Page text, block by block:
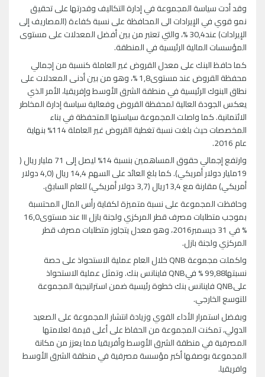
وقد أدت سياسة المجموعة في إدارة التكاليف وقدرتها على تحقيق
نمو قوي في الإيرادات الى المحافظة على نسبة كفاءة (المصاريف إلى
الإيرادات) عند30,4 %، والتي تعتبر من بين أفضل المعدلات على مستوى
المؤسسات المالية الرئيسية في المنطقة.
كما حافظ البنك على معدل القروض غير العاملة كنسبة من إجمالي
محفظة القروض عند مستوى1,8 %، وهو من بين أدنى المعدلات على
نطاق البنوك الرئيسية في منطقة الشرق الأوسط وإفريقيا، الأمر الذي
يعكس الجودة العالية لمحفظة القروض وفعالية سياسة إدارة المخاطر
الائتمانية. كما واصلت المجموعة سياستها المتحفظة في بناء
المخصصات حيث بلغت نسبة تغطية القروض غير العاملة 114% بنهاية
عام 2016.
وارتفع إجمالي حقوق المساهمين بنسبة 14% ليصل إلى 71 مليار ريال (
19مليار دولار أمريكي). كما بلغ العائد على السهم 14,4 ريال (4,0 دولار
أمريكي) مقارنة مع 13,4ريال (3,7 دولار أمريكي) للعام السابق.
وحافظت المجموعة على نسبة متميزة لكفاية رأس المال المحتسبة
بموجب متطلبات مصرف قطر المركزي ولجنة بازل III عند مستوى16,0
% في 31 ديسمبر2016، وهو معدل يتجاوز متطلبات مصرف قطر
المركزي ولجنة بازل.
واكملت مجموعة QNB خلال العام عملية الاستحواذ على حصة
نسبتها99,88 % فيQNB فاينانس بنك. وتمثل عملية الاستحواذ
علىQNB فاينانس بنك خطوة رئيسية ضمن استراتيجية المجموعة
للتوسع الخارجي.
وبفضل استمرار الأداء القوي وزيادة انتشار المجموعة على الصعيد
الدولي، تمكنت المجموعة من الحفاظ على أعلى قيمة لعلامتها
المصرفية في منطقة الشرق الأوسط وأفريقيا مما يعزز من مكانة
المجموعة بوصفها أكبر مؤسسة مصرفية في منطقة الشرق الأوسط
وافريقيا.